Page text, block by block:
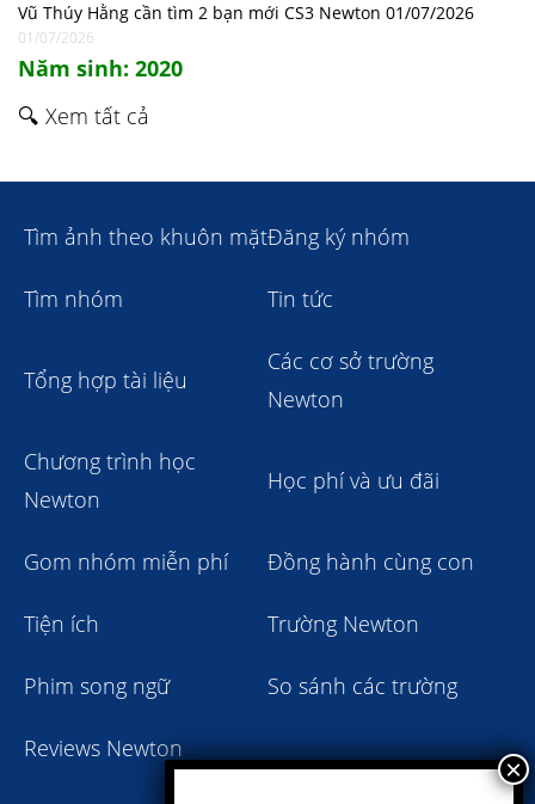
Vũ Thúy Hằng cần tìm 2 bạn mới CS3 Newton 01/07/2026
01/07/2026
Năm sinh: 2020
🔍 Xem tất cả
Tìm ảnh theo khuôn mặtĐăng ký nhóm
Tìm nhóm Tin tức
Tổng hợp tài liệu
Các cơ sở trường
Newton
Chương trình học
Newton
Học phí và ưu đãi
Gom nhóm miễn phí Đồng hành cùng con
Tiện ích Trường Newton
Phim song ngữ So sánh các trường
Reviews Newton